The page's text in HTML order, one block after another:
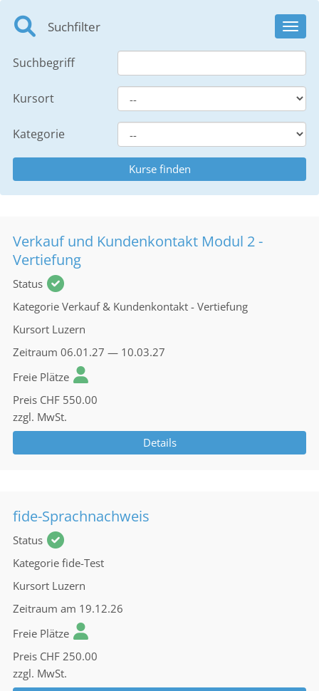
Suchfilter
Suchbegriff
Kursort
Kategorie
Verkauf und Kundenkontakt Modul 2 -
Vertiefung
Status
Kategorie Verkauf & Kundenkontakt - Vertiefung
Kursort Luzern
Zeitraum 06.01.27 — 10.03.27
Freie Plätze
Preis CHF 550.00
zzgl. MwSt.
Details
fide-Sprachnachweis
Status
Kategorie fide-Test
Kursort Luzern
Zeitraum am 19.12.26
Freie Plätze
Preis CHF 250.00
zzgl. MwSt.